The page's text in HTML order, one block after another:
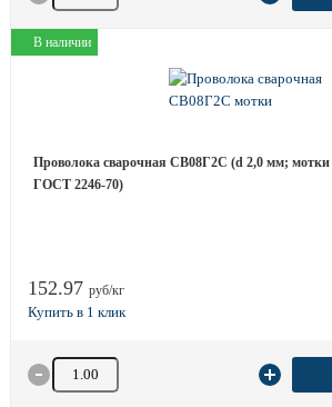
В наличии
Проволока сварочная СВ08Г2С (d 2,0 мм;
ГОСТ 2246-70)
152.97 руб/кг
Количество товара